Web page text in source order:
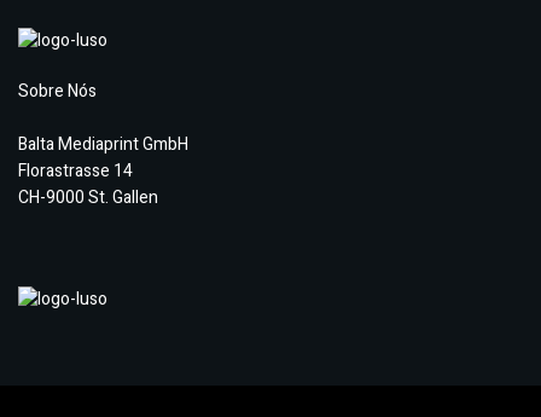
Sobre Nós
Balta Mediaprint GmbH
Florastrasse 14
CH-9000 St. Gallen